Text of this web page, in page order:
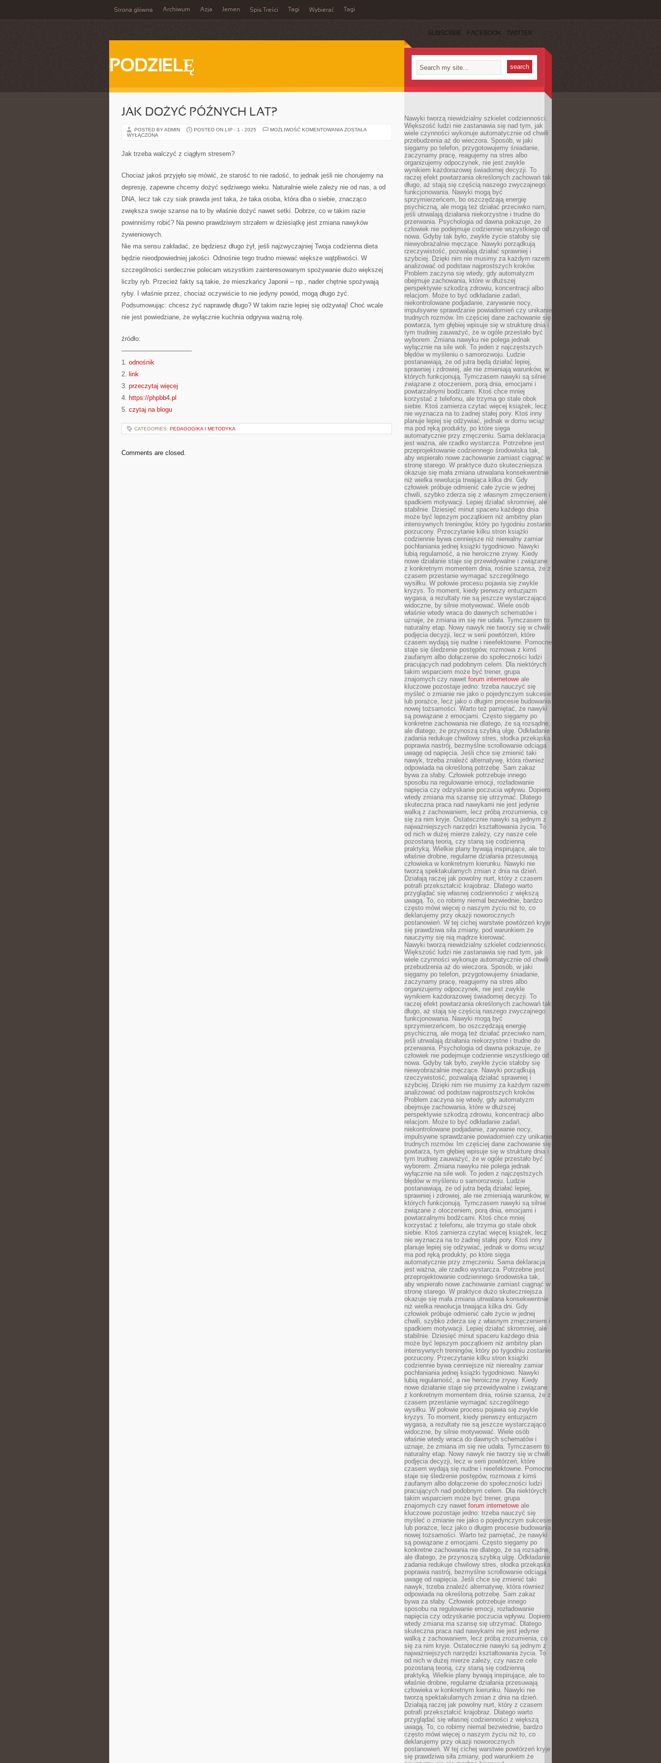
Strona główna Archiwum Azja Jemen Spis Treści Tagi Wybierać Tagi
SUBSCRIBE FACEBOOK TWITTER
PODZIELĘ
JAK DOŻYĆ PÓŹNYCH LAT?
POSTED BY ADMIN POSTED ON LIP - 1 - 2025 MOŻLIWOŚĆ KOMENTOWANIA JAK
ZOSTAŁA
WYŁĄCZONA
Jak trzeba walczyć z ciągłym stresem?
Chociaż jakoś przyjęło się mówić, że starość to nie radość, to jednak jeśli nie chorujemy na
depresję, zapewne chcemy dożyć sędziwego wieku. Naturalnie wiele zależy nie od nas, a od
DNA, lecz tak czy siak prawda jest taka, że taka osoba, która dba o siebie, znacząco
zwiększa swoje szanse na to by właśnie dożyć nawet setki. Dobrze, co w takim razie
powinniśmy robić? Na pewno prawdziwym strzałem w dziesiątkę jest zmiana nawyków
żywieniowych.
Nie ma sensu zakładać, że będziesz długo żył, jeśli najzwyczajniej Twoja codzienna dieta
będzie nieodpowiedniej jakości. Odnośnie tego trudno miewać większe wątpliwości. W
szczególności serdecznie polecam wszystkim zainteresowanym spożywanie dużo większej
liczby ryb. Przecież fakty są takie, że mieszkańcy Japonii – np., nader chętnie spożywają
ryby. I właśnie przez, chociaż oczywiście to nie jedyny powód, mogą długo żyć.
Podsumowując: chcesz żyć naprawdę długo? W takim razie lepiej się odżywiaj! Choć wcale
nie jest powiedziane, że wyłącznie kuchnia odgrywa ważną rolę.
źródło:
———————————
1. odnośnik
2. link
3. przeczytaj więcej
4. https://phpbb4.pl
5. czytaj na blogu
CATEGORIES: PEDAGOGIKA I METODYKA
Comments are closed.
Nawyki tworzą niewidzialny szkielet codzienności.
Większość ludzi nie zastanawia się nad tym, jak
wiele czynności wykonuje automatycznie od chwili
przebudzenia aż do wieczora. Sposób, w jaki
sięgamy po telefon, przygotowujemy śniadanie,
zaczynamy pracę, reagujemy na stres albo
organizujemy odpoczynek, nie jest zwykle
wynikiem każdorazowej świadomej decyzji. To
raczej efekt powtarzania określonych zachowań tak
długo, aż stają się częścią naszego zwyczajnego
funkcjonowania. Nawyki mogą być
sprzymierzeńcem, bo oszczędzają energię
psychiczną, ale mogą też działać przeciwko nam,
jeśli utrwalają działania niekorzystne i trudne do
przerwania. Psychologia od dawna pokazuje, że
człowiek nie podejmuje codziennie wszystkiego od
nowa. Gdyby tak było, zwykłe życie stałoby się
niewyobrażalnie męczące. Nawyki porządkują
rzeczywistość, pozwalają działać sprawniej i
szybciej. Dzięki nim nie musimy za każdym razem
analizować od podstaw najprostszych kroków.
Problem zaczyna się wtedy, gdy automatyzm
obejmuje zachowania, które w dłuższej
perspektywie szkodzą zdrowiu, koncentracji albo
relacjom. Może to być odkładanie zadań,
niekontrolowane podjadanie, zarywanie nocy,
impulsywne sprawdzanie powiadomień czy unikanie
trudnych rozmów. Im częściej dane zachowanie się
powtarza, tym głębiej wpisuje się w strukturę dnia i
tym trudniej zauważyć, że w ogóle przestało być
wyborem. Zmiana nawyku nie polega jednak
wyłącznie na sile woli. To jeden z najczęstszych
błędów w myśleniu o samorozwoju. Ludzie
postanawiają, że od jutra będą działać lepiej,
sprawniej i zdrowiej, ale nie zmieniają warunków, w
których funkcjonują. Tymczasem nawyki są silnie
związane z otoczeniem, porą dnia, emocjami i
powtarzalnymi bodźcami. Ktoś chce mniej
korzystać z telefonu, ale trzyma go stale obok
siebie. Ktoś zamierza czytać więcej książek, lecz
nie wyznacza na to żadnej stałej pory. Ktoś inny
planuje lepiej się odżywiać, jednak w domu wciąż
ma pod ręką produkty, po które sięga
automatycznie przy zmęczeniu. Sama deklaracja
jest ważna, ale rzadko wystarcza. Potrzebne jest
przeprojektowanie codziennego środowiska tak,
aby wspierało nowe zachowanie zamiast ciągnąć w
stronę starego. W praktyce dużo skuteczniejsza
okazuje się mała zmiana utrwalana konsekwentnie
niż wielka rewolucja trwająca kilka dni. Gdy
człowiek próbuje odmienić całe życie w jednej
chwili, szybko zderza się z własnym zmęczeniem i
spadkiem motywacji. Lepiej działać skromniej, ale
stabilnie. Dziesięć minut spaceru każdego dnia
może być lepszym początkiem niż ambitny plan
intensywnych treningów, który po tygodniu zostanie
porzucony. Przeczytanie kilku stron książki
codziennie bywa cenniejsze niż nierealny zamiar
pochłaniania jednej książki tygodniowo. Nawyki
lubią regularność, a nie heroiczne zrywy. Kiedy
nowe działanie staje się przewidywalne i związane
z konkretnym momentem dnia, rośnie szansa, że z
czasem przestanie wymagać szczególnego
wysiłku. W połowie procesu pojawia się zwykle
kryzys. To moment, kiedy pierwszy entuzjazm
wygasa, a rezultaty nie są jeszcze wystarczająco
widoczne, by silnie motywować. Wiele osób
właśnie wtedy wraca do dawnych schematów i
uznaje, że zmiana im się nie udała. Tymczasem to
naturalny etap. Nowy nawyk nie tworzy się w chwili
podjęcia decyzji, lecz w serii powtórzeń, które
czasem wydają się nudne i nieefektowne. Pomocne
staje się śledzenie postępów, rozmowa z kimś
zaufanym albo dołączenie do społeczności ludzi
pracujących nad podobnym celem. Dla niektórych
takim wsparciem może być trener, grupa
znajomych czy nawet forum internetowe ale
kluczowe pozostaje jedno: trzeba nauczyć się
myśleć o zmianie nie jako o pojedynczym sukcesie
lub porażce, lecz jako o długim procesie budowania
nowej tożsamości. Warto też pamiętać, że nawyki
są powiązane z emocjami. Często sięgamy po
konkretne zachowania nie dlatego, że są rozsądne,
ale dlatego, że przynoszą szybką ulgę. Odkładanie
zadania redukuje chwilowy stres, słodka przekąska
poprawia nastrój, bezmyślne scrollowanie odciąga
uwagę od napięcia. Jeśli chce się zmienić taki
nawyk, trzeba znaleźć alternatywę, która również
odpowiada na określoną potrzebę. Sam zakaz
bywa za słaby. Człowiek potrzebuje innego
sposobu na regulowanie emocji, rozładowanie
napięcia czy odzyskanie poczucia wpływu. Dopiero
wtedy zmiana ma szansę się utrzymać. Dlatego
skuteczna praca nad nawykami nie jest jedynie
walką z zachowaniem, lecz próbą zrozumienia, co
się za nim kryje. Ostatecznie nawyki są jednym z
najważniejszych narzędzi kształtowania życia. To
od nich w dużej mierze zależy, czy nasze cele
pozostaną teorią, czy staną się codzienną
praktyką. Wielkie plany bywają inspirujące, ale to
właśnie drobne, regularne działania przesuwają
człowieka w konkretnym kierunku. Nawyki nie
tworzą spektakularnych zmian z dnia na dzień.
Działają raczej jak powolny nurt, który z czasem
potrafi przekształcić krajobraz. Dlatego warto
przyglądać się własnej codzienności z większą
uwagą. To, co robimy niemal bezwiednie, bardzo
często mówi więcej o naszym życiu niż to, co
deklarujemy przy okazji noworocznych
postanowień. W tej cichej warstwie powtórzeń kryje
się prawdziwa siła zmiany, pod warunkiem że
nauczymy się nią mądrze kierować.
Nawyki tworzą niewidzialny szkielet codzienności.
Większość ludzi nie zastanawia się nad tym, jak
wiele czynności wykonuje automatycznie od chwili
przebudzenia aż do wieczora. Sposób, w jaki
sięgamy po telefon, przygotowujemy śniadanie,
zaczynamy pracę, reagujemy na stres albo
organizujemy odpoczynek, nie jest zwykle
wynikiem każdorazowej świadomej decyzji. To
raczej efekt powtarzania określonych zachowań tak
długo, aż stają się częścią naszego zwyczajnego
funkcjonowania. Nawyki mogą być
sprzymierzeńcem, bo oszczędzają energię
psychiczną, ale mogą też działać przeciwko nam,
jeśli utrwalają działania niekorzystne i trudne do
przerwania. Psychologia od dawna pokazuje, że
człowiek nie podejmuje codziennie wszystkiego od
nowa. Gdyby tak było, zwykłe życie stałoby się
niewyobrażalnie męczące. Nawyki porządkują
rzeczywistość, pozwalają działać sprawniej i
szybciej. Dzięki nim nie musimy za każdym razem
analizować od podstaw najprostszych kroków.
Problem zaczyna się wtedy, gdy automatyzm
obejmuje zachowania, które w dłuższej
perspektywie szkodzą zdrowiu, koncentracji albo
relacjom. Może to być odkładanie zadań,
niekontrolowane podjadanie, zarywanie nocy,
impulsywne sprawdzanie powiadomień czy unikanie
trudnych rozmów. Im częściej dane zachowanie się
powtarza, tym głębiej wpisuje się w strukturę dnia i
tym trudniej zauważyć, że w ogóle przestało być
wyborem. Zmiana nawyku nie polega jednak
wyłącznie na sile woli. To jeden z najczęstszych
błędów w myśleniu o samorozwoju. Ludzie
postanawiają, że od jutra będą działać lepiej,
sprawniej i zdrowiej, ale nie zmieniają warunków, w
których funkcjonują. Tymczasem nawyki są silnie
związane z otoczeniem, porą dnia, emocjami i
powtarzalnymi bodźcami. Ktoś chce mniej
korzystać z telefonu, ale trzyma go stale obok
siebie. Ktoś zamierza czytać więcej książek, lecz
nie wyznacza na to żadnej stałej pory. Ktoś inny
planuje lepiej się odżywiać, jednak w domu wciąż
ma pod ręką produkty, po które sięga
automatycznie przy zmęczeniu. Sama deklaracja
jest ważna, ale rzadko wystarcza. Potrzebne jest
przeprojektowanie codziennego środowiska tak,
aby wspierało nowe zachowanie zamiast ciągnąć w
stronę starego. W praktyce dużo skuteczniejsza
okazuje się mała zmiana utrwalana konsekwentnie
niż wielka rewolucja trwająca kilka dni. Gdy
człowiek próbuje odmienić całe życie w jednej
chwili, szybko zderza się z własnym zmęczeniem i
spadkiem motywacji. Lepiej działać skromniej, ale
stabilnie. Dziesięć minut spaceru każdego dnia
może być lepszym początkiem niż ambitny plan
intensywnych treningów, który po tygodniu zostanie
porzucony. Przeczytanie kilku stron książki
codziennie bywa cenniejsze niż nierealny zamiar
pochłaniania jednej książki tygodniowo. Nawyki
lubią regularność, a nie heroiczne zrywy. Kiedy
nowe działanie staje się przewidywalne i związane
z konkretnym momentem dnia, rośnie szansa, że z
czasem przestanie wymagać szczególnego
wysiłku. W połowie procesu pojawia się zwykle
kryzys. To moment, kiedy pierwszy entuzjazm
wygasa, a rezultaty nie są jeszcze wystarczająco
widoczne, by silnie motywować. Wiele osób
właśnie wtedy wraca do dawnych schematów i
uznaje, że zmiana im się nie udała. Tymczasem to
naturalny etap. Nowy nawyk nie tworzy się w chwili
podjęcia decyzji, lecz w serii powtórzeń, które
czasem wydają się nudne i nieefektowne. Pomocne
staje się śledzenie postępów, rozmowa z kimś
zaufanym albo dołączenie do społeczności ludzi
pracujących nad podobnym celem. Dla niektórych
takim wsparciem może być trener, grupa
znajomych czy nawet forum internetowe ale
kluczowe pozostaje jedno: trzeba nauczyć się
myśleć o zmianie nie jako o pojedynczym sukcesie
lub porażce, lecz jako o długim procesie budowania
nowej tożsamości. Warto też pamiętać, że nawyki
są powiązane z emocjami. Często sięgamy po
konkretne zachowania nie dlatego, że są rozsądne,
ale dlatego, że przynoszą szybką ulgę. Odkładanie
zadania redukuje chwilowy stres, słodka przekąska
poprawia nastrój, bezmyślne scrollowanie odciąga
uwagę od napięcia. Jeśli chce się zmienić taki
nawyk, trzeba znaleźć alternatywę, która również
odpowiada na określoną potrzebę. Sam zakaz
bywa za słaby. Człowiek potrzebuje innego
sposobu na regulowanie emocji, rozładowanie
napięcia czy odzyskanie poczucia wpływu. Dopiero
wtedy zmiana ma szansę się utrzymać. Dlatego
skuteczna praca nad nawykami nie jest jedynie
walką z zachowaniem, lecz próbą zrozumienia, co
się za nim kryje. Ostatecznie nawyki są jednym z
najważniejszych narzędzi kształtowania życia. To
od nich w dużej mierze zależy, czy nasze cele
pozostaną teorią, czy staną się codzienną
praktyką. Wielkie plany bywają inspirujące, ale to
właśnie drobne, regularne działania przesuwają
człowieka w konkretnym kierunku. Nawyki nie
tworzą spektakularnych zmian z dnia na dzień.
Działają raczej jak powolny nurt, który z czasem
potrafi przekształcić krajobraz. Dlatego warto
przyglądać się własnej codzienności z większą
uwagą. To, co robimy niemal bezwiednie, bardzo
często mówi więcej o naszym życiu niż to, co
deklarujemy przy okazji noworocznych
postanowień. W tej cichej warstwie powtórzeń kryje
się prawdziwa siła zmiany, pod warunkiem że